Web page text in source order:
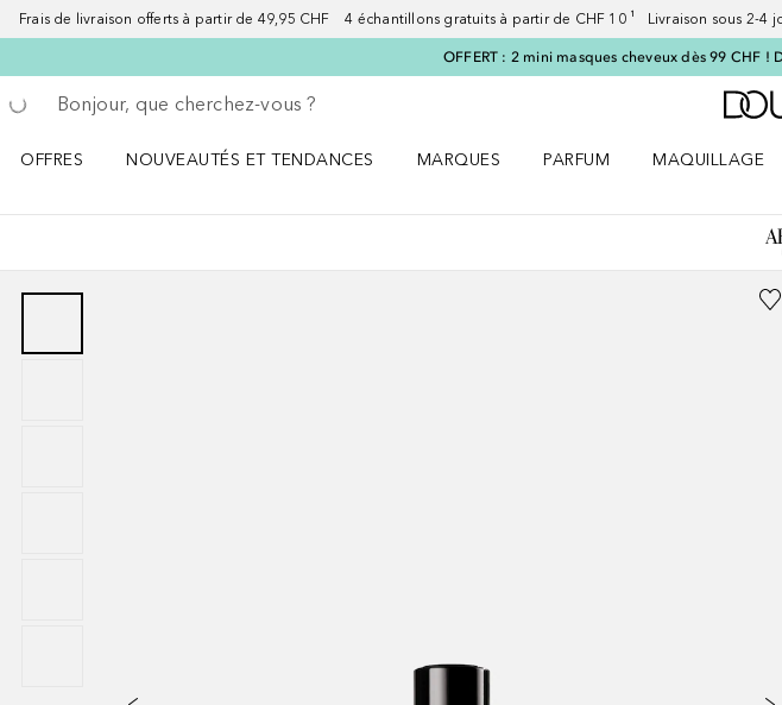
Frais de livraison offerts à partir de 49,95 CHF 4 échantillons gratuits à partir de CHF 10 ¹ Livraison sous 2-4
OFFERT : 2 mini masques cheveux dès 99 CHF !
Retourner
Exécuter la recherche
OFFRES
NOUVEAUTÉS ET TENDANCES
MARQUES
PARFUM
MAQUILLAGE